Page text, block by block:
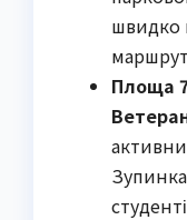
швидко
Площа